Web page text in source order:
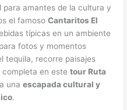
para amantes de la cultura y
el famosoCantaritos El
típicas en un ambiente
fotos y momentos
tequila, recorre paisajes
completa en estetour Ruta
unaescapada cultural y
.